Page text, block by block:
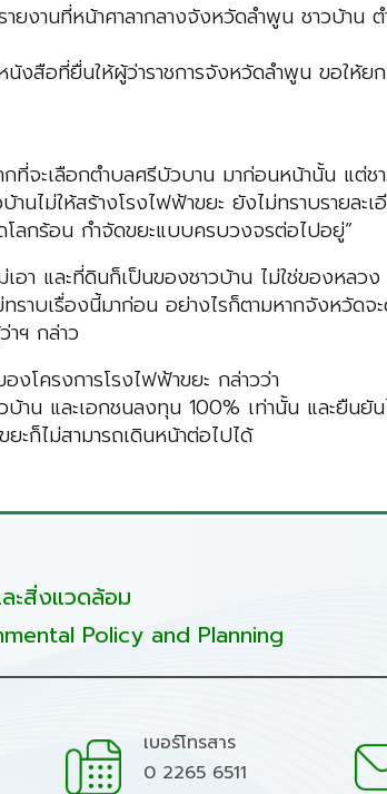
หน้าศาลากลางจังหวัดลำพูน ชาวบ้าน ต
สือที่ยื่นให้ผู้ว่าราชการจังหวัดลำพูน ขอให้ย
อกตำบลศรีบัวบาน มาก่อนหน้านั้น แต่ชาว
ไม่ให้สร้างโรงไฟฟ้าขยะ ยังไม่ทราบรายล
ลกร้อน กำจัดขยะแบบครบวงจรต่อไปอยู่”
ะที่ดินก็เป็นของชาวบ้าน ไม่ใช่ของหลวง
าบเรื่องนี้มาก่อน อย่างไรก็ตามหากจังหวัดจะ
ฯ กล่าว
รงการโรงไฟฟ้าขยะ กล่าวว่า
าน และเอกชนลงทุน 100% เท่านั้น และยืน
ะก็ไม่สามารถเดินหน้าต่อไปได้
ะสิ่งแวดล้อม
Policy and Planning
เบอร์โทรสาร
0 2265 6511